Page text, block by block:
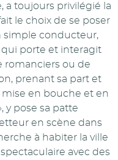
a toujours privilégié la
le choix de se poser
simple conducteur,
porte et interagit
romanciers ou de
prenant sa part et
mise en bouche et en
y pose sa patte
en scène dans
à habiter la ville
avec des